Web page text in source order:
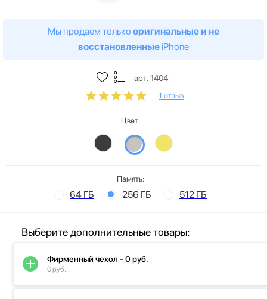
Мы продаем только оригинальные и не
восстановленные iPhone
арт. 1404
1 отзыв
Цвет:
Память:
64 ГБ 256 ГБ 512 ГБ
Выберите дополнительные товары:
Фирменный чехол - 0 руб.
0 руб.